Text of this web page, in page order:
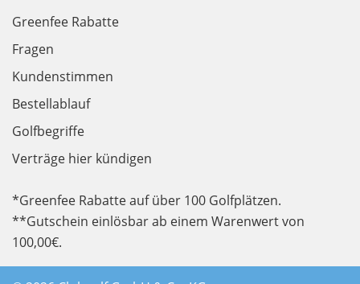
Greenfee Rabatte
Fragen
Kundenstimmen
Bestellablauf
Golfbegriffe
Verträge hier kündigen
*Greenfee Rabatte auf über 100 Golfplätzen.
**Gutschein einlösbar ab einem Warenwert von
100,00€.